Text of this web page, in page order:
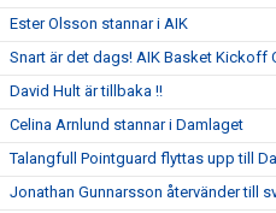
Ester Olsson stannar i AIK
Snart är det dags! AIK Basket Kickoff
David Hult är tillbaka !!
Celina Arnlund stannar i Damlaget
Talangfull Pointguard flyttas upp till
Jonathan Gunnarsson återvänder till